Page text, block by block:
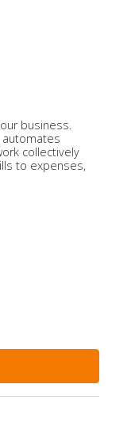
business.
automates
collectively
to expenses,